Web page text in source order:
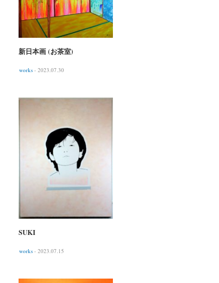
新日本画 (お茶室)
works - 2023.07.30
SUKI
works - 2023.07.15